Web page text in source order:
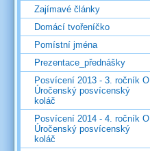
Zajímavé články
Domácí tvořeníčko
Pomístní jména
Prezentace_přednášky
Posvícení 2013 - 3. ročník O
Úročenský posvícenský
koláč
Posvícení 2014 - 4. ročník O
Úročenský posvícenský
koláč